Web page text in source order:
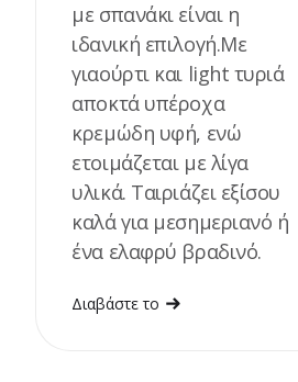
με σπανάκι είναι η
ιδανική επιλογή.Με
γιαούρτι και light τυριά
αποκτά υπέροχα
κρεμώδη υφή, ενώ
ετοιμάζεται με λίγα
υλικά. Ταιριάζει εξίσου
καλά για μεσημεριανό ή
ένα ελαφρύ βραδινό.
Διαβάστε το